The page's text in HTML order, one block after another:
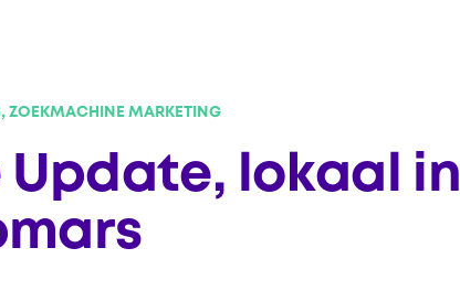
ZOEKMACHINE MARKETING
Update, lokaal in